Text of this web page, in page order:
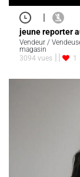
|
jeune reporter
Vendeur /
magasin
3094 vues
1